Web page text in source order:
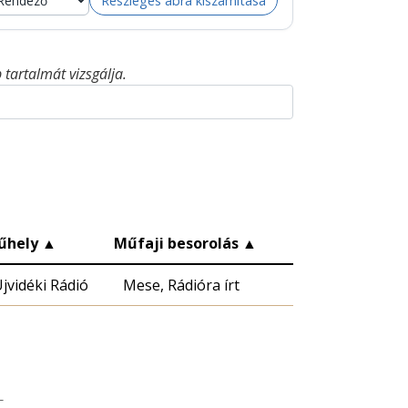
tartalmát vizsgálja.
▲ Műfaji besorolás ▲
Rádió Mese, Rádióra írt